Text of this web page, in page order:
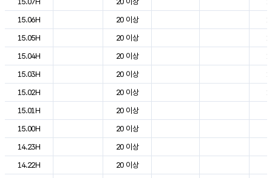
15.06H
20 이상
15.05H
20 이상
15.04H
20 이상
15.03H
20 이상
15.02H
20 이상
15.01H
20 이상
15.00H
20 이상
14.23H
20 이상
14.22H
20 이상